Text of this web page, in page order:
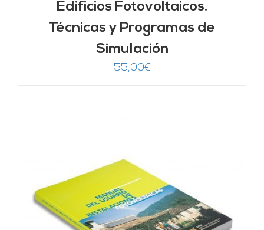
Edificios Fotovoltaicos.
Técnicas y Programas de
Simulación
55,00€